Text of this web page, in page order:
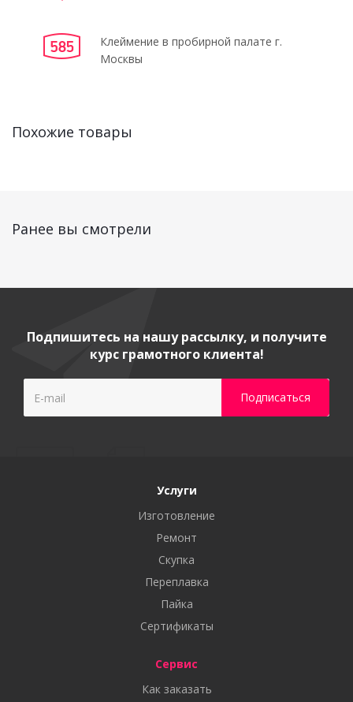
Клеймение в пробирной палате г.
Москвы
Похожие товары
Ранее вы смотрели
Подпишитесь на нашу рассылку, и получите
курс грамотного клиента!
Услуги
Изготовление
Ремонт
Скупка
Переплавка
Пайка
Сертификаты
Сервис
Как заказать